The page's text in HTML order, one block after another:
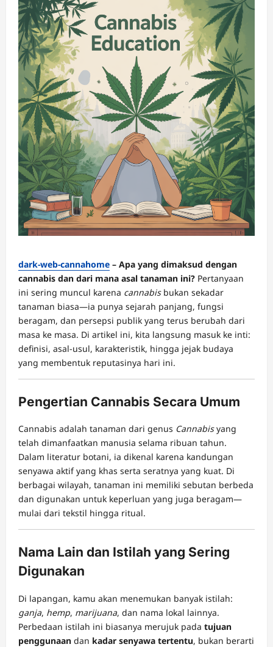
dark-web-cannahome – Apa yang dimaksud dengan
cannabis dan dari mana asal tanaman ini? Pertanyaan
ini sering muncul karena cannabisbukan sekadar
tanaman biasa—ia punya sejarah panjang, fungsi
beragam, dan persepsi publik yang terus berubah dari
masa ke masa. Di artikel ini, kita langsung masuk ke inti:
definisi, asal-usul, karakteristik, hingga jejak budaya
yang membentuk reputasinya hari ini.
Pengertian Cannabis Secara Umum
Cannabis adalah tanaman dari genus Cannabisyang
telah dimanfaatkan manusia selama ribuan tahun.
Dalam literatur botani, ia dikenal karena kandungan
senyawa aktif yang khas serta seratnya yang kuat. Di
berbagai wilayah, tanaman ini memiliki sebutan berbeda
dan digunakan untuk keperluan yang juga beragam—
mulai dari tekstil hingga ritual.
Nama Lain dan Istilah yang Sering
Digunakan
Di lapangan, kamu akan menemukan banyak istilah:
ganja, hemp, marijuana, dan nama lokal lainnya.
Perbedaan istilah ini biasanya merujuk pada tujuan
penggunaan dan kadar senyawa tertentu, bukan berarti